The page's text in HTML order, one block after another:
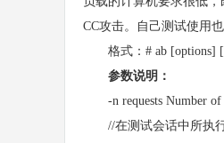
CC攻击。自己测试使用
格式：# ab [options]
参数说明：
-n requests Number of
//在测试会话中所执行